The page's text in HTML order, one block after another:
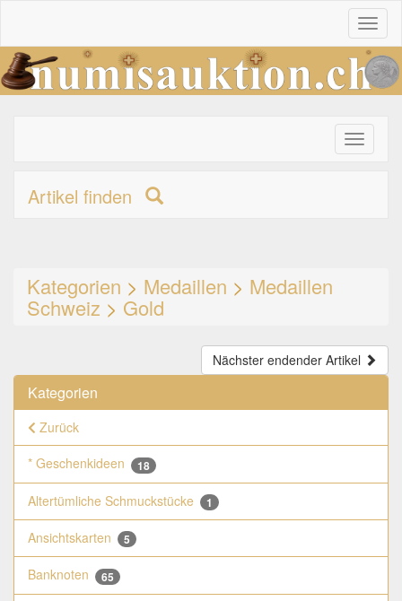
Toggle
primary
Artikel finden
Kategorien > Medaillen > Medaillen
Schweiz > Gold
Nächster endender Artikel
Kategorien
Zurück
* Geschenkideen
18
Altertümliche Schmuckstücke 1
Ansichtskarten 5
Banknoten 65